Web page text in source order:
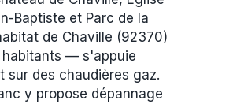
Baptiste et Parc de la
de Chaville (92370)
— s'appuie
sur des chaudières gaz.
y propose dépannage